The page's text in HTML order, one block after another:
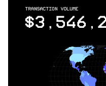
Australien
Français
English